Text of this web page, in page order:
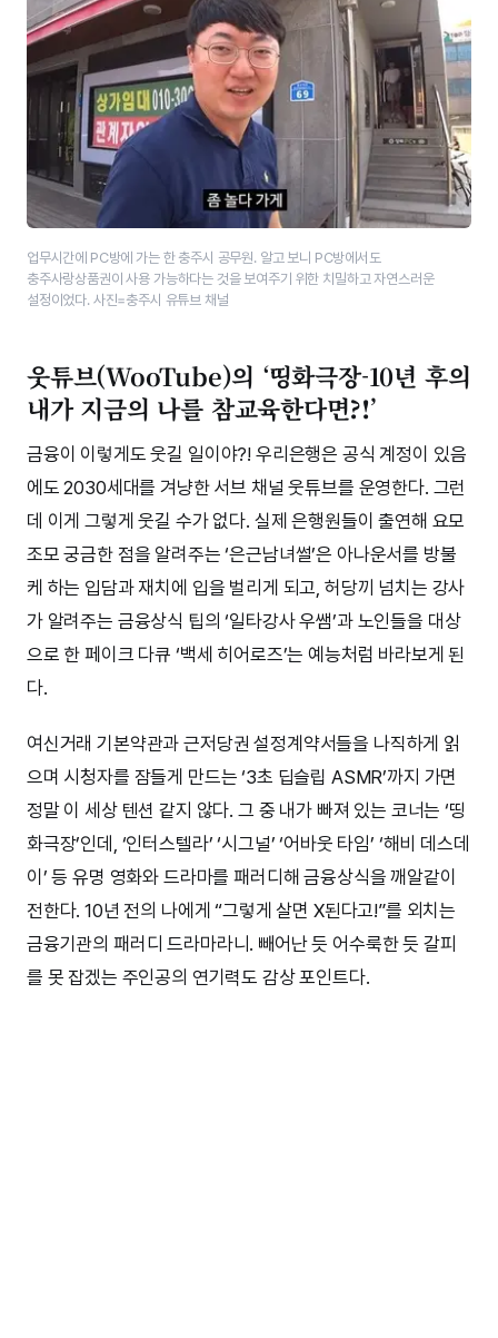
업무시간에 PC방에 가는 한 충주시 공무원. 알고 보니 PC방에서도
충주사랑상품권이 사용 가능하다는 것을 보여주기 위한 치밀하고 자연스러운
설정이었다. 사진=충주시 유튜브 채널
웃튜브(WooTube)의 ‘띵화극장-10년 후의
내가 지금의 나를 참교육한다면?!’
금융이 이렇게도 웃길 일이야?! 우리은행은 공식 계정이 있음
에도 2030세대를 겨냥한 서브 채널 웃튜브를 운영한다. 그런
데 이게 그렇게 웃길 수가 없다. 실제 은행원들이 출연해 요모
조모 궁금한 점을 알려주는 ‘은근남녀썰’은 아나운서를 방불
케 하는 입담과 재치에 입을 벌리게 되고, 허당끼 넘치는 강사
가 알려주는 금융상식 팁의 ‘일타강사 우쌤’과 노인들을 대상
으로 한 페이크 다큐 ‘백세 히어로즈’는 예능처럼 바라보게 된
다.
여신거래 기본약관과 근저당권 설정계약서들을 나직하게 읽
으며 시청자를 잠들게 만드는 ‘3초 딥슬립 ASMR’까지 가면
정말 이 세상 텐션 같지 않다. 그 중 내가 빠져 있는 코너는 ‘띵
화극장’인데, ‘인터스텔라’ ‘시그널’ ‘어바웃 타임’ ‘해비 데스데
이’ 등 유명 영화와 드라마를 패러디해 금융상식을 깨알같이
전한다. 10년 전의 나에게 “그렇게 살면 X된다고!”를 외치는
금융기관의 패러디 드라마라니. 빼어난 듯 어수룩한 듯 갈피
를 못 잡겠는 주인공의 연기력도 감상 포인트다.